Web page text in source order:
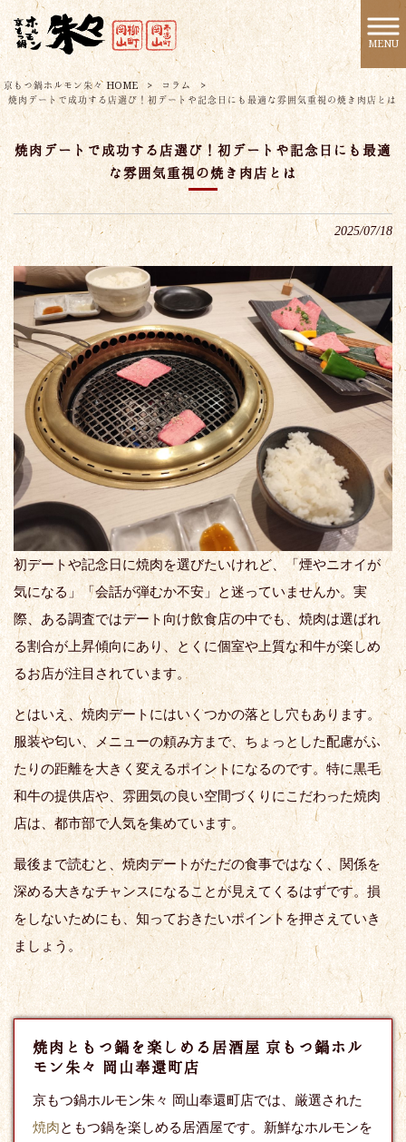
MENU
京もつ鍋ホルモン朱々 HOME > コラム
>
焼肉デートで成功する店選び！初デートや記念日にも最適な雰囲気重視の焼き肉店とは
焼肉デートで成功する店選び！初デートや記念日にも最適
な雰囲気重視の焼き肉店とは
2025/07/18
初デートや記念日に焼肉を選びたいけれど、「煙やニオイが
気になる」「会話が弾むか不安」と迷っていませんか。実
際、ある調査ではデート向け飲食店の中でも、焼肉は選ばれ
る割合が上昇傾向にあり、とくに個室や上質な和牛が楽しめ
るお店が注目されています。
とはいえ、焼肉デートにはいくつかの落とし穴もあります。
服装や匂い、メニューの頼み方まで、ちょっとした配慮がふ
たりの距離を大きく変えるポイントになるのです。特に黒毛
和牛の提供店や、雰囲気の良い空間づくりにこだわった焼肉
店は、都市部で人気を集めています。
最後まで読むと、焼肉デートがただの食事ではなく、関係を
深める大きなチャンスになることが見えてくるはずです。損
をしないためにも、知っておきたいポイントを押さえていき
ましょう。
焼肉ともつ鍋を楽しめる居酒屋 京もつ鍋ホル
モン朱々 岡山奉還町店
京もつ鍋ホルモン朱々 岡山奉還町店では、厳選された
焼肉ともつ鍋を楽しめる居酒屋です。新鮮なホルモンを